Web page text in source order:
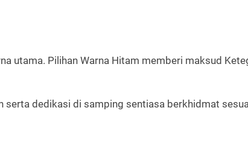
utama. Pilihan Warna Hitam memberi maksud
dedikasi di samping sentiasa berkhidmat